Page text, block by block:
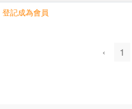
登記成為會員
‹ 1